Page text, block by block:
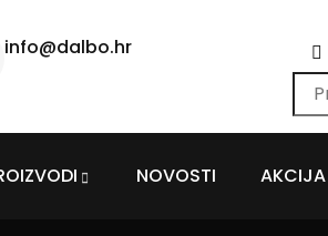
info@dalbo.hr
NOVOSTI AKCIJA